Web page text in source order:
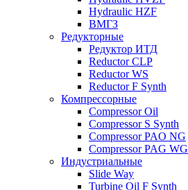
Hydraulic HZF
ВМГЗ
Редукторные
Редуктор ИТД
Reductor CLP
Reductor WS
Reductor F Synth
Компрессорные
Compressor Oil
Compressor S Synth
Compressor PAO NG
Compressor PAG WG
Индустриальные
Slide Way
Turbine Oil F Synth